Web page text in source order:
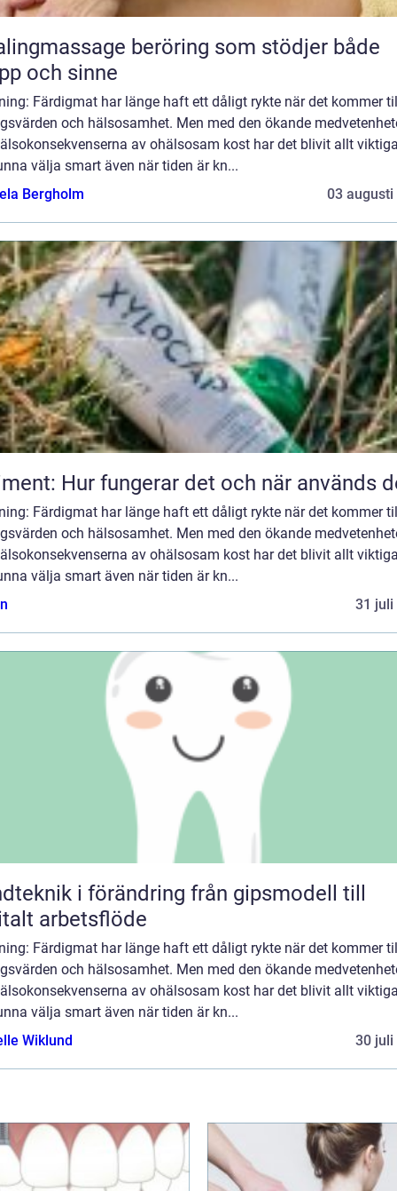
beröring som stödjer både
och sinne
Färdigmat har länge haft ett dåligt rykte när det kommer
och hälsosamhet. Men med den ökande
av ohälsosam kost har det blivit allt
välja smart även när tiden är kn...
Bergholm
03 augusti
Hur fungerar det och när används
Färdigmat har länge haft ett dåligt rykte när det kommer
och hälsosamhet. Men med den ökande
av ohälsosam kost har det blivit allt
välja smart även när tiden är kn...
31 juli
i förändring från gipsmodell till
arbetsflöde
Färdigmat har länge haft ett dåligt rykte när det kommer
och hälsosamhet. Men med den ökande
av ohälsosam kost har det blivit allt
välja smart även när tiden är kn...
Wiklund
30 juli